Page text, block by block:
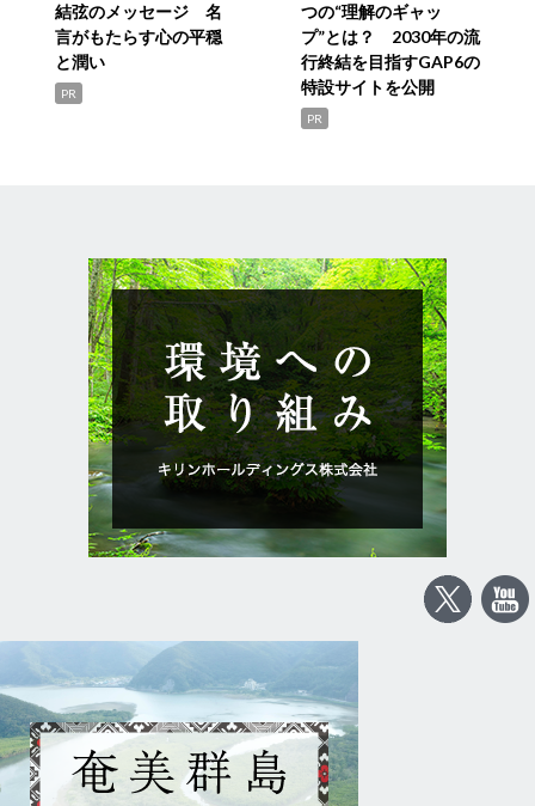
結弦のメッセージ 名
言がもたらす心の平穏
と潤い
PR
つの“理解のギャッ
プ”とは？ 2030年の流
行終結を目指すGAP6の
特設サイトを公開
PR